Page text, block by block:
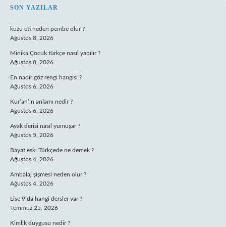
SIDEBAR
SON YAZILAR
kuzu eti neden pembe olur ?
Ağustos 8, 2026
Minika Çocuk türkçe nasıl yapılır ?
Ağustos 8, 2026
En nadir göz rengi hangisi ?
Ağustos 6, 2026
Kur’an’ın anlamı nedir ?
Ağustos 6, 2026
Ayak derisi nasıl yumuşar ?
Ağustos 5, 2026
Bayat eski Türkçede ne demek ?
Ağustos 4, 2026
Ambalaj şişmesi neden olur ?
Ağustos 4, 2026
Lise 9’da hangi dersler var ?
Temmuz 25, 2026
Kimlik duygusu nedir ?